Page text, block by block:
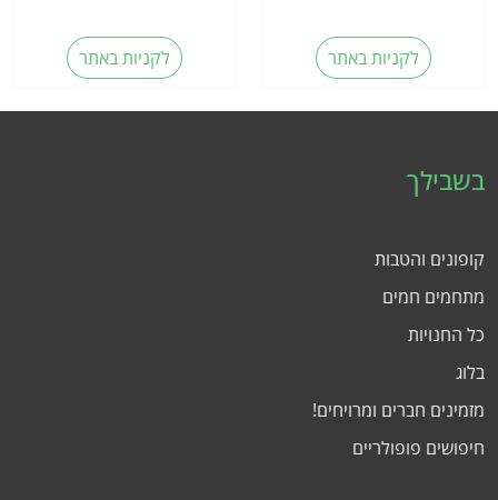
לקניות באתר לקניות באתר
בשבילך
קופונים והטבות
מתחמים חמים
כל החנויות
בלוג
מזמינים חברים ומרויחים!
חיפושים פופולריים